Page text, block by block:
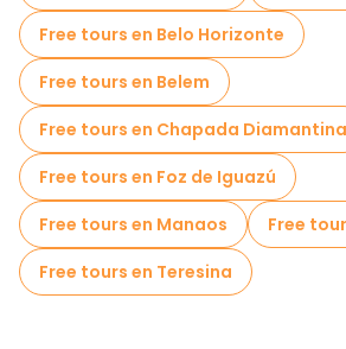
Free tours en Belo Horizonte
Free tours en Belem
Free tours en Chapada Diamantina
Free tours en Foz de Iguazú
Free tours en Manaos
Free
Free tours en Teresina